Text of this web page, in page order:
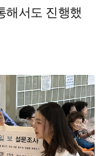
해서도 진행했